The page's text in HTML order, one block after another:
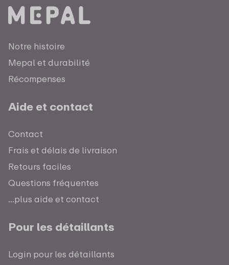
Notre histoire
Mepal et durabilité
Récompenses
Aide et contact
Contact
Frais et délais de livraison
Retours faciles
Questions fréquentes
...plus aide et contact
Pour les détaillants
Login pour les détaillants